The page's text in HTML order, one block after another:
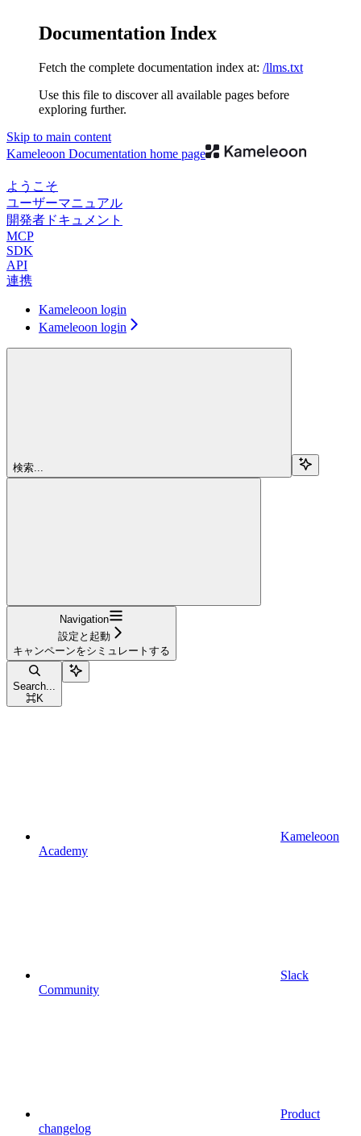
Documentation Index
Fetch the complete documentation index at: /llms.txt
Use this file to discover all available pages before
exploring further.
Skip to main content
Kameleoon Documentation home page
ようこそ
ユーザーマニュアル
開発者ドキュメント
MCP
SDK
API
連携
Kameleoon login
Kameleoon login
検索...
Navigation
設定と起動
キャンペーンをシミュレートする
Search...
⌘K
Kameleoon
Academy
Slack
Community
Product
changelog